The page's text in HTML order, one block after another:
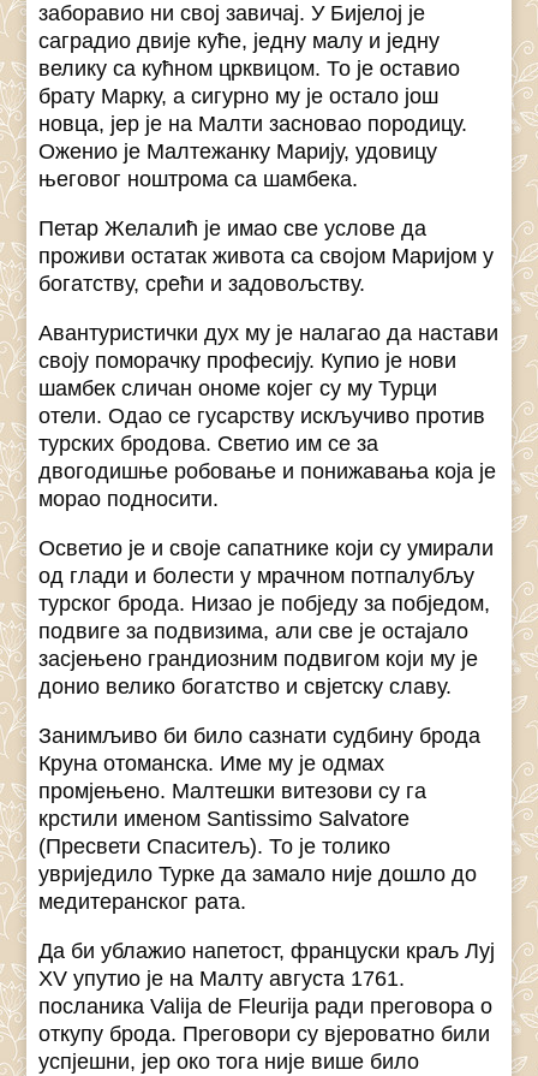
заборавио ни свој завичај. У Бијелој је
саградио двије куће, једну малу и једну
велику са кућном црквицом. То је оставио
брату Марку, а сигурно му је остало још
новца, јер је на Малти засновао породицу.
Оженио је Малтежанку Марију, удовицу
његовог ноштрома са шамбека.
Петар Желалић је имао све услове да
проживи остатак живота са својом Маријом у
богатству, срећи и задовољству.
Авантуристички дух му је налагао да настави
своју поморачку професију. Купио је нови
шамбек сличан ономе којег су му Турци
отели. Одао се гусарству искључиво против
турских бродова. Светио им се за
двогодишње робовање и понижавања која је
морао подносити.
Осветио је и своје сапатнике који су умирали
од глади и болести у мрачном потпалубљу
турског брода. Низао је побједу за побједом,
подвиге за подвизима, али све је остајало
засјењено грандиозним подвигом који му је
донио велико богатство и свјетску славу.
Занимљиво би било сазнати судбину брода
Круна отоманска. Име му је одмах
промјењено. Малтешки витезови су га
крстили именом Santissimo Salvatore
(Пресвети Спаситељ). То је толико
увриједило Турке да замало није дошло до
медитеранског рата.
Да би ублажио напетост, француски краљ Луј
XV упутио је на Малту августа 1761.
посланика Valija de Fleurija ради преговора о
откупу брода. Преговори су вјероватно били
успјешни, јер око тога није више било